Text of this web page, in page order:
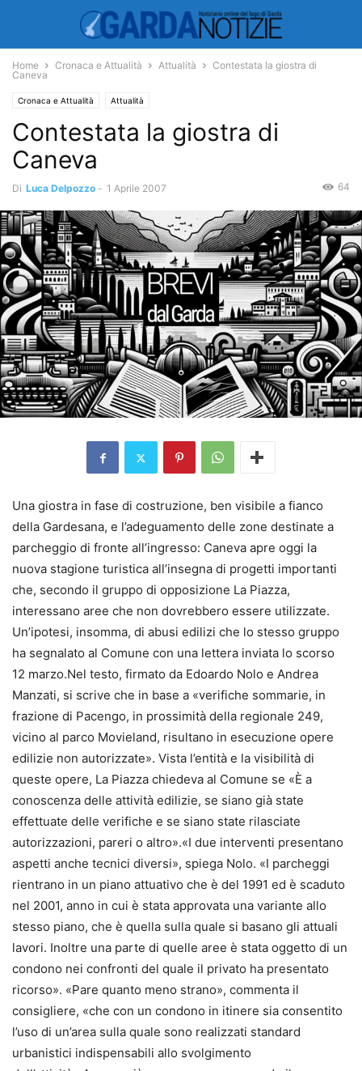
Home Cronaca e Attualità Attualità
Contestata la giostra di
Caneva
Cronaca e Attualità Attualità
Contestata la giostra di
Caneva
Di Luca Delpozzo - 1 Aprile 2007 64
Una giostra in fase di costruzione, ben visibile a fianco
della Gardesana, e l’adeguamento delle zone destinate a
parcheggio di fronte all’ingresso: Caneva apre oggi la
nuova stagione turistica all’insegna di progetti importanti
che, secondo il gruppo di opposizione La Piazza,
interessano aree che non dovrebbero essere utilizzate.
Un’ipotesi, insomma, di abusi edilizi che lo stesso gruppo
ha segnalato al Comune con una lettera inviata lo scorso
12 marzo.Nel testo, firmato da Edoardo Nolo e Andrea
Manzati, si scrive che in base a «verifiche sommarie, in
frazione di Pacengo, in prossimità della regionale 249,
vicino al parco Movieland, risultano in esecuzione opere
edilizie non autorizzate». Vista l’entità e la visibilità di
queste opere, La Piazza chiedeva al Comune se «È a
conoscenza delle attività edilizie, se siano già state
effettuate delle verifiche e se siano state rilasciate
autorizzazioni, pareri o altro».«I due interventi presentano
aspetti anche tecnici diversi», spiega Nolo. «I parcheggi
rientrano in un piano attuativo che è del 1991 ed è scaduto
nel 2001, anno in cui è stata approvata una variante allo
stesso piano, che è quella sulla quale si basano gli attuali
lavori. Inoltre una parte di quelle aree è stata oggetto di un
condono nei confronti del quale il privato ha presentato
ricorso». «Pare quanto meno strano», commenta il
consigliere, «che con un condono in itinere sia consentito
l’uso di un’area sulla quale sono realizzati standard
urbanistici indispensabili allo svolgimento